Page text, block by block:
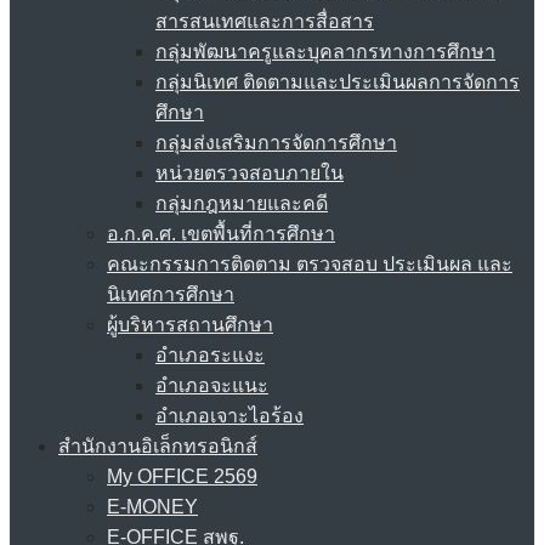
สารสนเทศและการสื่อสาร
กลุ่มพัฒนาครูและบุคลากรทางการศึกษา
กลุ่มนิเทศ ติดตามและประเมินผลการจัดการ
ศึกษา
กลุ่มส่งเสริมการจัดการศึกษา
หน่วยตรวจสอบภายใน
กลุ่มกฎหมายและคดี
อ.ก.ค.ศ. เขตพื้นที่การศึกษา
คณะกรรมการติดตาม ตรวจสอบ ประเมินผล และ
นิเทศการศึกษา
ผู้บริหารสถานศึกษา
อำเภอระแงะ
อำเภอจะแนะ
อำเภอเจาะไอร้อง
สำนักงานอิเล็กทรอนิกส์
My OFFICE 2569
E-MONEY
E-OFFICE สพฐ.